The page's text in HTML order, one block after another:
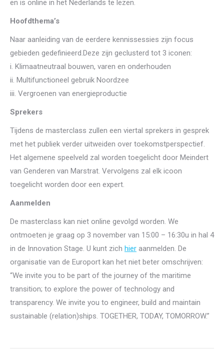
en is online in het Nederlands te lezen.
Hoofdthema’s
Naar aanleiding van de eerdere kennissessies zijn focus
gebieden gedefinieerd.Deze zijn geclusterd tot 3 iconen:
i. Klimaatneutraal bouwen, varen en onderhouden
ii. Multifunctioneel gebruik Noordzee
iii. Vergroenen van energieproductie
Sprekers
Tijdens de masterclass zullen een viertal sprekers in gesprek
met het publiek verder uitweiden over toekomstperspectief.
Het algemene speelveld zal worden toegelicht door Meindert
van Genderen van Marstrat. Vervolgens zal elk icoon
toegelicht worden door een expert.
Aanmelden
De masterclass kan niet online gevolgd worden. We
ontmoeten je graag op 3 november van 15:00 – 16:30u in hal 4
in de Innovation Stage. U kunt zich hier aanmelden. De
organisatie van de Europort kan het niet beter omschrijven:
“We invite you to be part of the journey of the maritime
transition; to explore the power of technology and
transparency. We invite you to engineer, build and maintain
sustainable (relation)ships. TOGETHER, TODAY, TOMORROW.”